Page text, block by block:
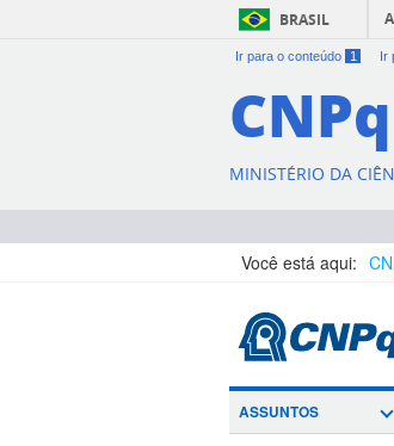
BRASIL
Ir para o conteúdo 1 Ir
CNPq
MINISTÉRIO DA
Você está aqui:
ASSUNTOS